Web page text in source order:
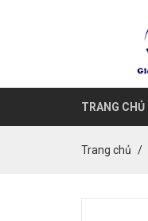
TRANG CHỦ
Trang chủ